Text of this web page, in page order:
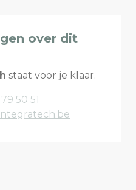
over dit
staat voor je klaar.
50 51